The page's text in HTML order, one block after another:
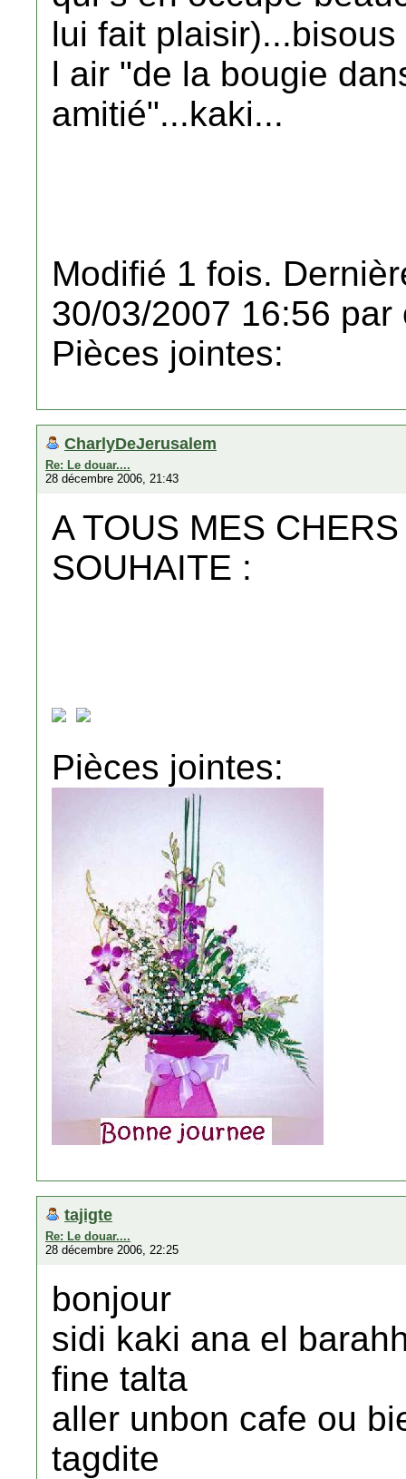
lui fait
l air "de la bougie
amitié"...kaki...
Modifié 1 fois.
30/03/2007 16:56 par
Pièces jointes:
CharlyDeJerusalem
Re: Le douar....
28 décembre 2006, 21:43
A TOUS MES
SOUHAITE :
Pièces jointes:
tajigte
Re: Le douar....
28 décembre 2006, 22:25
bonjour
sidi kaki ana el
fine talta
aller unbon cafe ou
tagdite